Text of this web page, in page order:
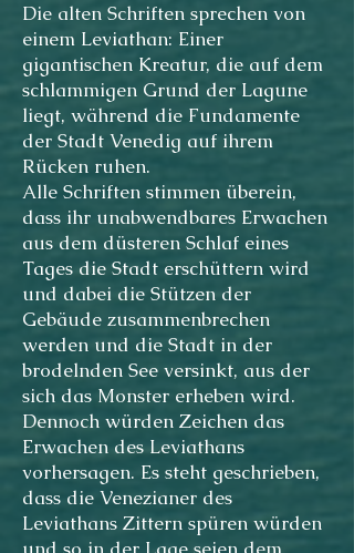
Die alten Schriften sprechen von
einem Leviathan: Einer
gigantischen Kreatur, die auf dem
schlammigen Grund der Lagune
liegt, während die Fundamente
der Stadt Venedig auf ihrem
Rücken ruhen.
Alle Schriften stimmen überein,
dass ihr unabwendbares Erwachen
aus dem düsteren Schlaf eines
Tages die Stadt erschüttern wird
und dabei die Stützen der
Gebäude zusammenbrechen
werden und die Stadt in der
brodelnden See versinkt, aus der
sich das Monster erheben wird.
Dennoch würden Zeichen das
Erwachen des Leviathans
vorhersagen. Es steht geschrieben,
dass die Venezianer des
Leviathans Zittern spüren würden